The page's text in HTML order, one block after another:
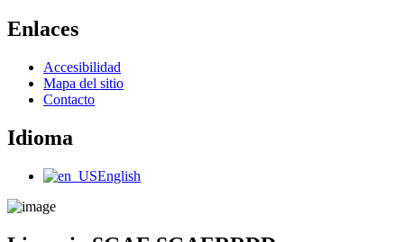
Enlaces
Main
Menu
Accesibilidad
Mapa del sitio
Contacto
Idioma
Main
English